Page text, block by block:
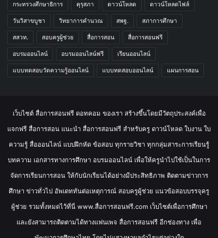
กระทรวงศึกษาธิการ คุรุสภา ดาวน์โหลด ดาวน์โหลดไฟล์
วันวิสาขบูชา วิทยาการคำนวณ สพฐ. สภาการศึกษา
สสวท. สอบครูผู้ช่วย สื่อการสอน สื่อการสอนฟรี
อบรมออนไลน์ อบรมออนไลน์ฟรี เรียนออนไลน์
แบบทดสอบวัดความรู้ออนไลน์ แบบทดสอบออนไลน์ แผนการสอน
เว็บไซต์ สื่อการสอนฟรี ดอทคอม ของเรา สร้างขึ้นโดยมีวัตถุประสงค์เพื่อ
แจกฟรี สื่อการสอน แนะนำ สื่อการสอนฟรี สำหรับครู ดาวน์โหลด ใบงาน ใบ
ความรู้ สื่อออนไลน์ แบบฝึกหัด ข้อสอบ ทุกรายวิชา ทุกกลุ่มสาระการเรียนรู้
บทความ เอกสารทางการศึกษา อบรมออนไลน์ เพื่อให้ครูนำไปใช้เป็นในการ
จัดการเรียนการสอน ให้กับนักเรียนได้อย่างมีประสิทธิภาพ ติดตามข่าวการ
ศึกษา ข่าวทั่วไป อัพเดททันต่อเหตุการณ์ สอบครูผู้ช่วย แนวข้อสอบบรรจุครู
ผู้ช่วย รวมทั้งหมดไว้ที่นี่ www.สื่อการสอนฟรี.com เว็บไซต์เพื่อการศึกษา
และยังสามารถติดตามได้ทางแฟนเพจ สื่อการสอนฟรี อีกช่องทาง เพื่อ